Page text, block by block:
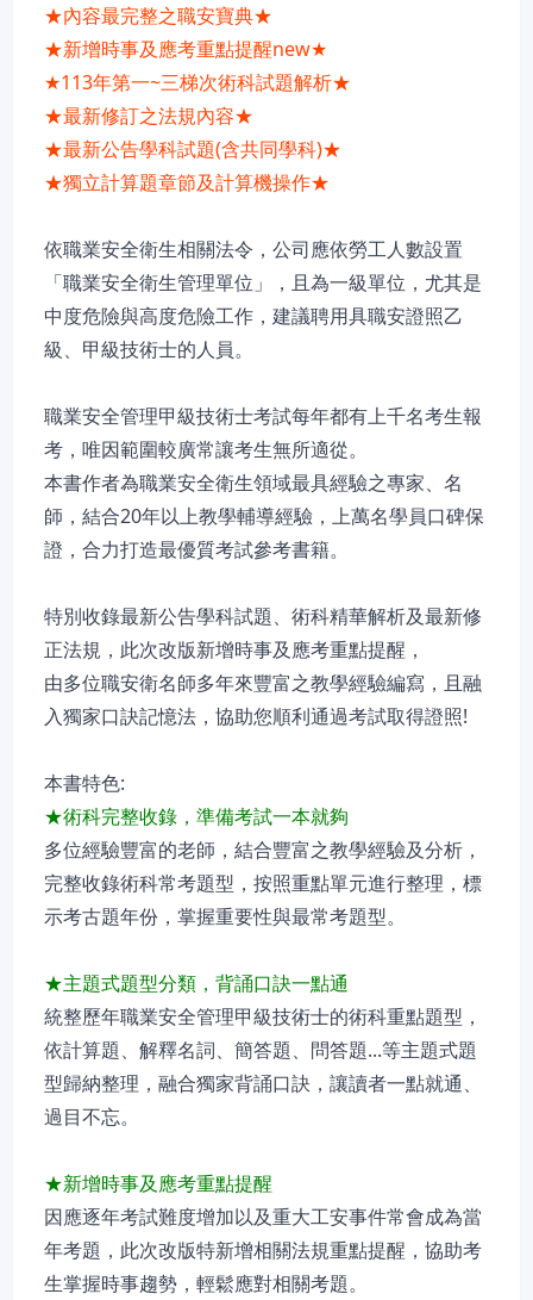
★內容最完整之職安寶典★
★新增時事及應考重點提醒new★
★113年第一~三梯次術科試題解析★
★最新修訂之法規內容★
★最新公告學科試題(含共同學科)★
★獨立計算題章節及計算機操作★
依職業安全衛生相關法令，公司應依勞工人數設置
「職業安全衛生管理單位」，且為一級單位，尤其是
中度危險與高度危險工作，建議聘用具職安證照乙
級、甲級技術士的人員。
職業安全管理甲級技術士考試每年都有上千名考生報
考，唯因範圍較廣常讓考生無所適從。
本書作者為職業安全衛生領域最具經驗之專家、名
師，結合20年以上教學輔導經驗，上萬名學員口碑保
證，合力打造最優質考試參考書籍。
特別收錄最新公告學科試題、術科精華解析及最新修
正法規，此次改版新增時事及應考重點提醒，
由多位職安衛名師多年來豐富之教學經驗編寫，且融
入獨家口訣記憶法，協助您順利通過考試取得證照!
本書特色:
★術科完整收錄，準備考試一本就夠
多位經驗豐富的老師，結合豐富之教學經驗及分析，
完整收錄術科常考題型，按照重點單元進行整理，標
示考古題年份，掌握重要性與最常考題型。
★主題式題型分類，背誦口訣一點通
統整歷年職業安全管理甲級技術士的術科重點題型，
依計算題、解釋名詞、簡答題、問答題...等主題式題
型歸納整理，融合獨家背誦口訣，讓讀者一點就通、
過目不忘。
★新增時事及應考重點提醒
因應逐年考試難度增加以及重大工安事件常會成為當
年考題，此次改版特新增相關法規重點提醒，協助考
生掌握時事趨勢，輕鬆應對相關考題。